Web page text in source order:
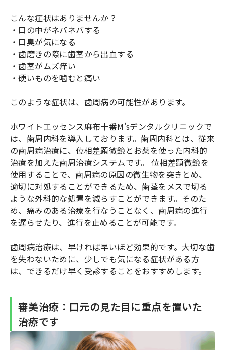
こんな症状はありませんか？
・口の中がネバネバする
・口臭が気になる
・歯磨きの際に歯茎から出血する
・歯茎がムズ痒い
・硬いものを噛むと痛い
このような症状は、歯周病の可能性があります。
ホワイトエッセンス麻布十番M'sデンタルクリニックで
は、歯周内科を導入しております。歯周内科とは、従来
の歯周病治療に、位相差顕微鏡とお薬を使った内科的
治療を加えた歯周治療システムです。 位相差顕微鏡を
使用することで、歯周病の原因の微生物を突きとめ、
適切に対処することができるため、歯茎をメスで切る
ような外科的な処置を減らすことができます。そのた
め、痛みのある治療を行なうことなく、歯周病の進行
を遅らせたり、進行を止めることが可能です。
歯周病治療は、早ければ早いほど効果的です。大切な歯
を失わないために、少しでも気になる症状がある方
は、できるだけ早く受診することをおすすめします。
審美治療：口元の見た目に重点を置いた
治療です